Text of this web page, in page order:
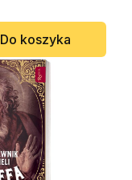
Do koszyka